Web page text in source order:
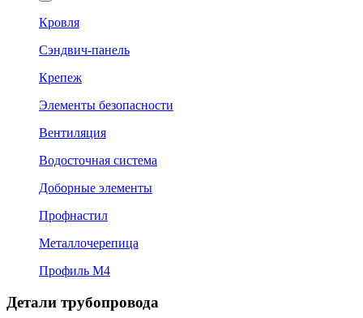
Кровля
Сэндвич-панель
Крепеж
Элементы безопасности
Вентиляция
Водосточная система
Доборные элементы
Профнастил
Металлочерепица
Профиль М4
Детали трубопровода